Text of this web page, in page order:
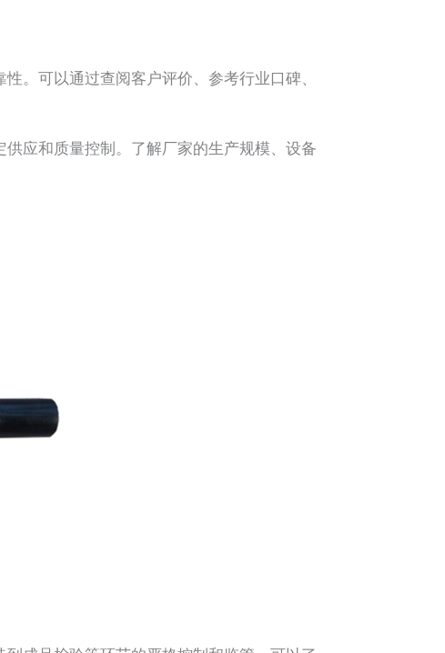
可以通过查阅客户评价、参考行业口碑、
应和质量控制。了解厂家的生产规模、设备